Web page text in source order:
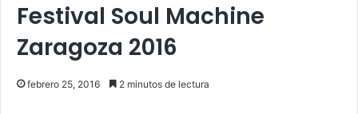
Festival Soul Machine
Zaragoza 2016
febrero 25, 2016 2 minutos de lectura